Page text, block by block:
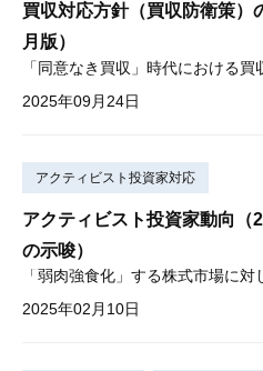
買収対応方針（買収防衛策）
月版）
「同意なき買収」時代における
2025年09月24日
アクティビスト投資家対応
アクティビスト投資家動向（
の示唆）
2025年02月10日